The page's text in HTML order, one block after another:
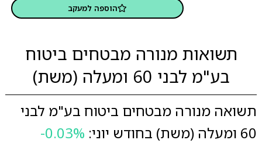
הוספה למעקב
תשואות מנורה מבטחים ביטוח
בע"מ לבני 60 ומעלה (משת)
תשואה מנורה מבטחים ביטוח בע"מ לבני
60 ומעלה (משת) בחודש יוני:
-0.03%